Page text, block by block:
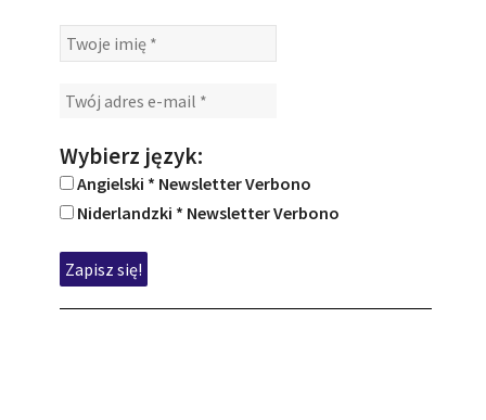
Wybierz język:
Angielski * Newsletter Verbono
Niderlandzki * Newsletter Verbono